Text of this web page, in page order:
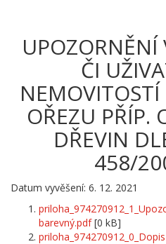
UPOZORNĚNÍ
ČI
OŘEZU PŘÍP.
DŘEVIN
458/
Datum vyvěšení: 6. 12. 2021
barevný.pdf[0 kB]